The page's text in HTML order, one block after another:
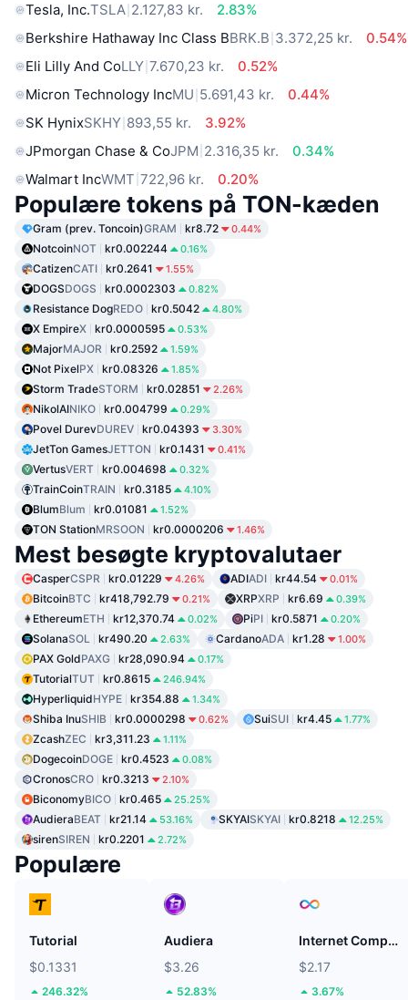
Tesla, Inc.TSLA 2.127,83 kr.
2.83%
Berkshire Hathaway Inc Class BBRK.B 3.372,25 kr.
0.54%
Eli Lilly And CoLLY 7.670,23 kr.
0.52%
Micron Technology IncMU 5.691,43 kr.
0.44%
SK HynixSKHY 893,55 kr.
3.92%
JPmorgan Chase & CoJPM 2.316,35 kr.
0.34%
Walmart IncWMT 722,96 kr. 0.20%
Populære tokens på TON-kæden
Gram (prev. Toncoin)GRAM kr8.72 0.44%
NotcoinNOT kr0.002244 0.16%
CatizenCATI kr0.2641 1.55%
DOGSDOGS kr0.0002303 0.82%
Resistance DogREDO kr0.5042 4.80%
X EmpireX kr0.0000595 0.53%
MajorMAJOR kr0.2592 1.59%
Not PixelPX kr0.08326 1.85%
Storm TradeSTORM kr0.02851 2.26%
NikolAINIKO kr0.004799 0.29%
Povel DurevDUREV kr0.04393 3.30%
JetTon GamesJETTON kr0.1431 0.41%
VertusVERT kr0.004698 0.32%
TrainCoinTRAIN kr0.3185 4.10%
BlumBlum kr0.01081 1.52%
TON StationMRSOON kr0.0000206 1.46%
Mest besøgte kryptovalutaer
CasperCSPR kr0.01229 4.26% ADIADI kr44.54 0.01%
BitcoinBTC kr418,792.79 0.21% XRPXRP kr6.69 0.39%
EthereumETH kr12,370.74 0.02% PiPI kr0.5871 0.20%
SolanaSOL kr490.20 2.63% CardanoADA kr1.28 1.00%
PAX GoldPAXG kr28,090.94 0.17%
TutorialTUT kr0.8615 246.94%
HyperliquidHYPE kr354.88 1.34%
Shiba InuSHIB kr0.0000298 0.62% SuiSUI kr4.45 1.77%
ZcashZEC kr3,311.23 1.11%
DogecoinDOGE kr0.4523 0.08%
CronosCRO kr0.3213 2.10%
BiconomyBICO kr0.465 25.25%
AudieraBEAT kr21.14 53.16% SKYAISKYAI kr0.8218 12.25%
sirenSIREN kr0.2201 2.72%
Populære
Tutorial
$0.1331
246.32%
Audiera
$3.26
52.83%
Internet Computer
$2.17
3.67%